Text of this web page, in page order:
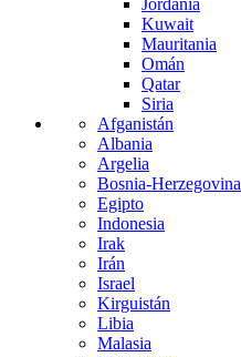
Kuwait
Mauritania
Omán
Qatar
Siria
Afganistán
Albania
Argelia
Bosnia-Herzegovina
Egipto
Indonesia
Irak
Irán
Israel
Kirguistán
Libia
Malasia